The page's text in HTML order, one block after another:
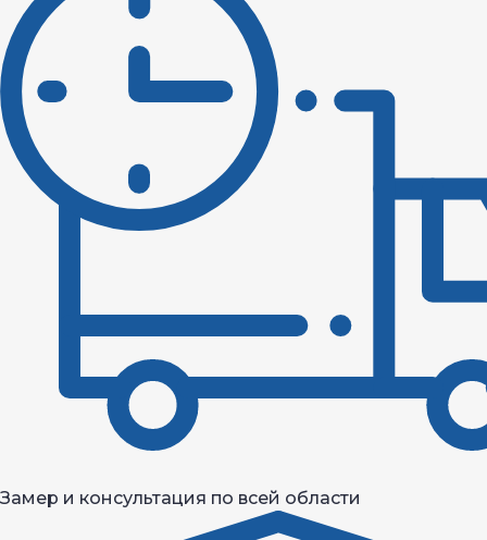
Замер и консультация по всей области